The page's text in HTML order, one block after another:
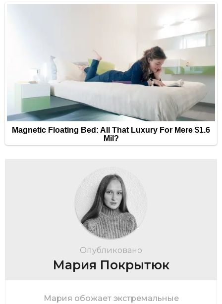
Опубликовано
Мария Покрытюк
Мария обожает экстремальные